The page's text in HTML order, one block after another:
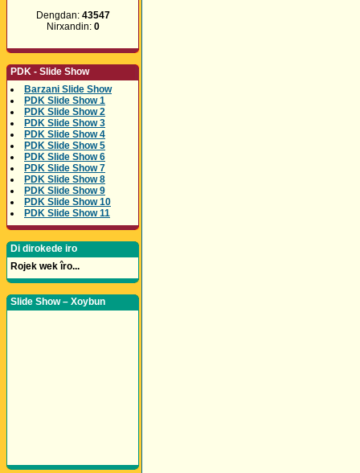
Dengdan: 43547
Nirxandin: 0
PDK - Slide Show
Barzani Slide Show
PDK Slide Show 1
PDK Slide Show 2
PDK Slide Show 3
PDK Slide Show 4
PDK Slide Show 5
PDK Slide Show 6
PDK Slide Show 7
PDK Slide Show 8
PDK Slide Show 9
PDK Slide Show 10
PDK Slide Show 11
Di dirokede iro
Rojek wek îro...
Slide Show – Xoybun